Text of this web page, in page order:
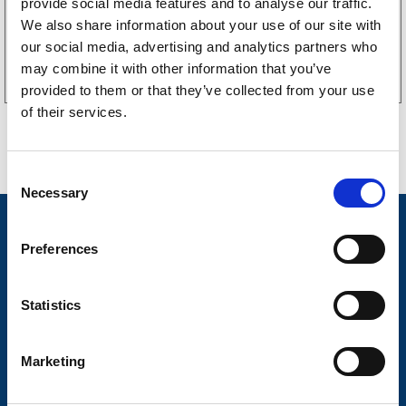
provide social media features and to analyse our traffic.
We also share information about your use of our site with
our social media, advertising and analytics partners who
may combine it with other information that you’ve
provided to them or that they’ve collected from your use
of their services.
o
Necessary
Preferences
Statistics
Marketing
Köp online
Släpvagnsservice
Frågor & Svar
Butikskoncept